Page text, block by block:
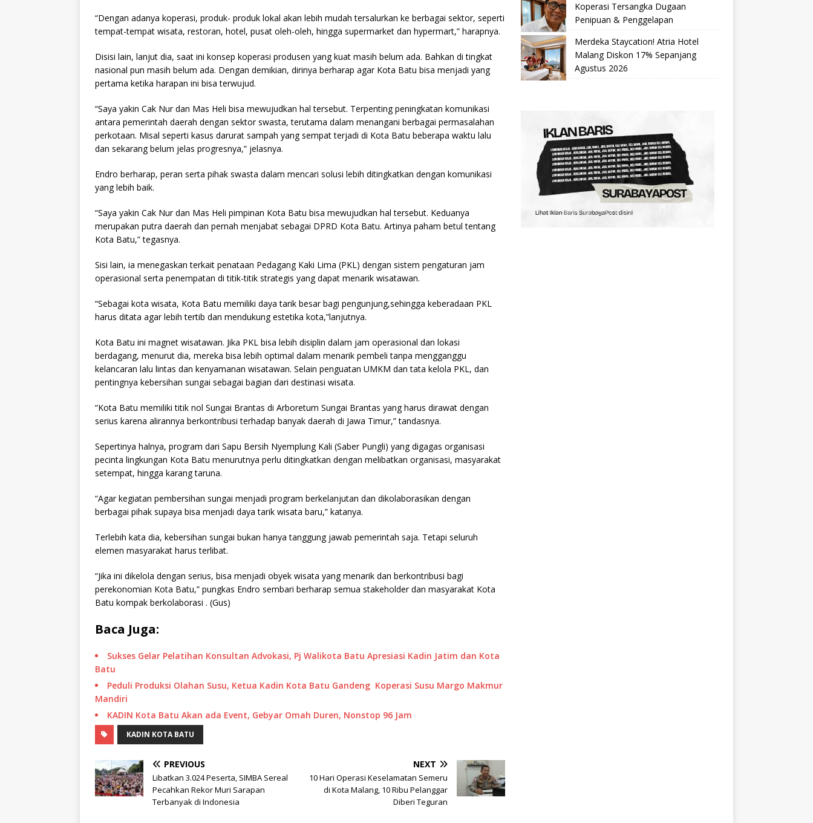
“Dengan adanya koperasi, produk- produk lokal akan lebih mudah tersalurkan ke berbagai sektor, seperti
tempat-tempat wisata, restoran, hotel, pusat oleh-oleh, hingga supermarket dan hypermart,” harapnya.
Disisi lain, lanjut dia, saat ini konsep koperasi produsen yang kuat masih belum ada. Bahkan di tingkat
nasional pun masih belum ada. Dengan demikian, dirinya berharap agar Kota Batu bisa menjadi yang
pertama ketika harapan ini bisa terwujud.
“Saya yakin Cak Nur dan Mas Heli bisa mewujudkan hal tersebut. Terpenting peningkatan komunikasi
antara pemerintah daerah dengan sektor swasta, terutama dalam menangani berbagai permasalahan
perkotaan. Misal seperti kasus darurat sampah yang sempat terjadi di Kota Batu beberapa waktu lalu
dan sekarang belum jelas progresnya,” jelasnya.
Endro berharap, peran serta pihak swasta dalam mencari solusi lebih ditingkatkan dengan komunikasi
yang lebih baik.
“Saya yakin Cak Nur dan Mas Heli pimpinan Kota Batu bisa mewujudkan hal tersebut. Keduanya
merupakan putra daerah dan pernah menjabat sebagai DPRD Kota Batu. Artinya paham betul tentang
Kota Batu,” tegasnya.
Sisi lain, ia menegaskan terkait penataan Pedagang Kaki Lima (PKL) dengan sistem pengaturan jam
operasional serta penempatan di titik-titik strategis yang dapat menarik wisatawan.
“Sebagai kota wisata, Kota Batu memiliki daya tarik besar bagi pengunjung,sehingga keberadaan PKL
harus ditata agar lebih tertib dan mendukung estetika kota,”lanjutnya.
Kota Batu ini magnet wisatawan. Jika PKL bisa lebih disiplin dalam jam operasional dan lokasi
berdagang, menurut dia, mereka bisa lebih optimal dalam menarik pembeli tanpa mengganggu
kelancaran lalu lintas dan kenyamanan wisatawan. Selain penguatan UMKM dan tata kelola PKL, dan
pentingnya kebersihan sungai sebagai bagian dari destinasi wisata.
“Kota Batu memiliki titik nol Sungai Brantas di Arboretum Sungai Brantas yang harus dirawat dengan
serius karena alirannya berkontribusi terhadap banyak daerah di Jawa Timur,” tandasnya.
Sepertinya halnya, program dari Sapu Bersih Nyemplung Kali (Saber Pungli) yang digagas organisasi
pecinta lingkungan Kota Batu menurutnya perlu ditingkatkan dengan melibatkan organisasi, masyarakat
setempat, hingga karang taruna.
“Agar kegiatan pembersihan sungai menjadi program berkelanjutan dan dikolaborasikan dengan
berbagai pihak supaya bisa menjadi daya tarik wisata baru,” katanya.
Terlebih kata dia, kebersihan sungai bukan hanya tanggung jawab pemerintah saja. Tetapi seluruh
elemen masyarakat harus terlibat.
“Jika ini dikelola dengan serius, bisa menjadi obyek wisata yang menarik dan berkontribusi bagi
perekonomian Kota Batu,” pungkas Endro sembari berharap semua stakeholder dan masyarakat Kota
Batu kompak berkolaborasi . (Gus)
Baca Juga:
Sukses Gelar Pelatihan Konsultan Advokasi, Pj Walikota Batu Apresiasi Kadin Jatim dan Kota
Batu
Peduli Produksi Olahan Susu, Ketua Kadin Kota Batu Gandeng Koperasi Susu Margo Makmur
Mandiri
KADIN Kota Batu Akan ada Event, Gebyar Omah Duren, Nonstop 96 Jam
KADIN KOTA BATU
PREVIOUS
Libatkan 3.024 Peserta, SIMBA Sereal
Pecahkan Rekor Muri Sarapan
Terbanyak di Indonesia
NEXT
10 Hari Operasi Keselamatan Semeru
di Kota Malang, 10 Ribu Pelanggar
Diberi Teguran
Koperasi Tersangka Dugaan
Penipuan & Penggelapan
Merdeka Staycation! Atria Hotel
Malang Diskon 17% Sepanjang
Agustus 2026